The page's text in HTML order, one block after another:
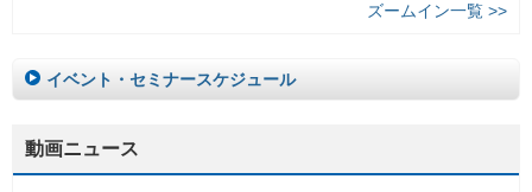
ズームイン一覧 >>
イベント・セミナースケジュール
動画ニュース